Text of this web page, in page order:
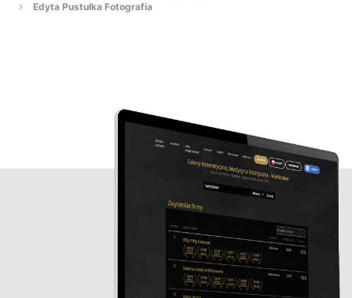
Edyta Pustułka Fotografia